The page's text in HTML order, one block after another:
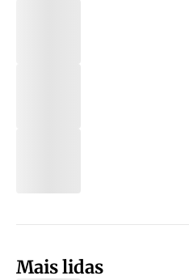
Mais lidas